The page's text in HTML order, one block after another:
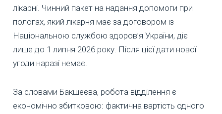
лікарні. Чинний пакет на надання допомоги при
пологах, який лікарня має за договором із
Національною службою здоров’я України, діє
лише до 1 липня 2026 року. Після цієї дати нової
угоди наразі немає.
За словами Бакшеєва, робота відділення є
економічно збитковою: фактична вартість одного